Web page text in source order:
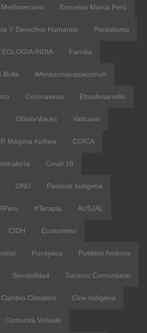
Metilmercurio Escuelas Marca Perú
Y Derechos Humanos Periodismo
INDIA Familia
Bolla #amazoniacasacomun
Coronavirus Etnodesarrollo
OblateVoices Vaticano
Maijuna Kichwa COICA
Covid 19
ONU Pastoral Indígena
#terapia AUSJAL
CIDH Ecoturismo
Pucayacu Pueblos Andinos
Sinodalidad Turismo Comunitario
Cambio Climático Cine Indigena
Comunità Virtuale